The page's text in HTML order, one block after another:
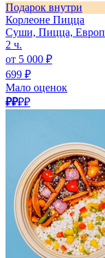
Подарок внутри
Корлеоне Пицца
Суши, Пицца,
2 ч.
от 5 000 ₽
699 ₽
Мало оценок
₽₽₽₽